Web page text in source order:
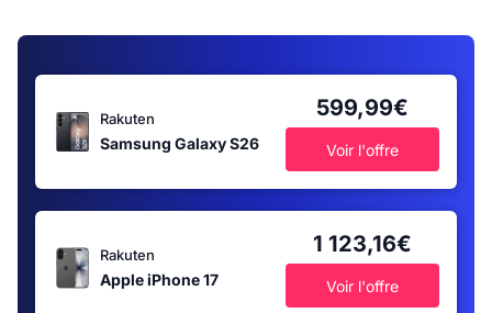
Rakuten
Samsung Galaxy S26
599,99€
Voir l'offre
Rakuten
Apple iPhone 17
1 123,16€
Voir l'offre